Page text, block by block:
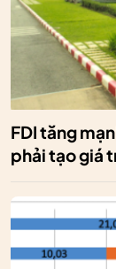
FDI tăng
phải tạo giá